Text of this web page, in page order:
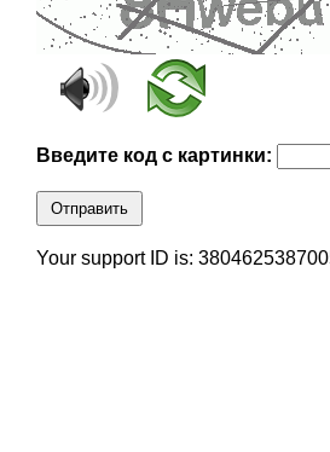
Введите код с картинки:
Отправить
Your support ID is: